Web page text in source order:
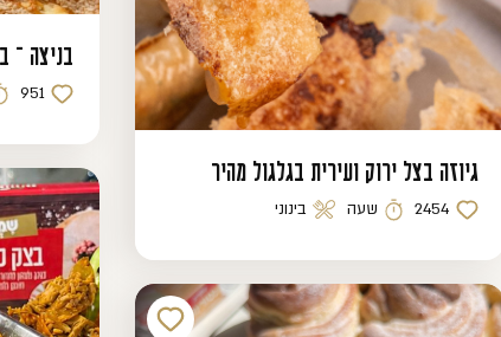
גיוזה בצל ירוק ועירית בגלגול מהיר
כמות לייקים
2454 זמן הכנה
שעה רמת קושי
בינוני
בניצה –
כמות לייקים
951